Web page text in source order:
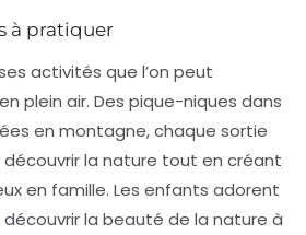
à pratiquer
activités que l’on peut
plein air. Des pique-niques dans
en montagne, chaque sortie
la nature tout en créant
en famille. Les enfants adorent
la beauté de la nature à